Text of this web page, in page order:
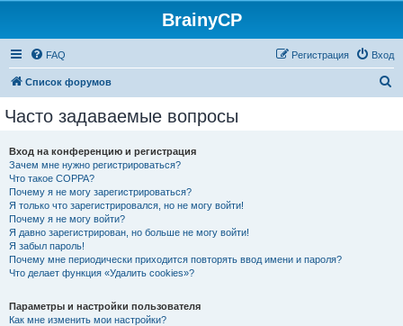
BrainyCP
FAQ Вход
Регистрация
Список форумов
Часто задаваемые вопросы
Вход на конференцию и регистрация
Зачем мне нужно регистрироваться?
Что такое COPPA?
Почему я не могу зарегистрироваться?
Я только что зарегистрировался, но не могу войти!
Почему я не могу войти?
Я давно зарегистрирован, но больше не могу войти!
Я забыл пароль!
Почему мне периодически приходится повторять ввод имени и пароля?
Что делает функция «Удалить cookies»?
Параметры и настройки пользователя
Как мне изменить мои настройки?